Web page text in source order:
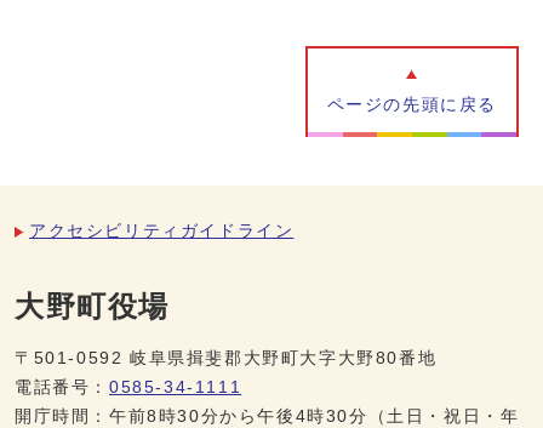
ページの先頭に戻る
アクセシビリティガイドライン
大野町役場
〒501-0592 岐阜県揖斐郡大野町大字大野80番地
電話番号： 0585-34-1111
開庁時間：午前8時30分から午後4時30分（土日・祝日・年